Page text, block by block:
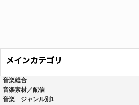
音楽総合
音楽素材／配信
音楽 ジャンル別1